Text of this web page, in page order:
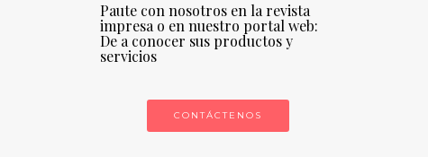
Paute con nosotros en la revista
impresa o en nuestro portal web:
De a conocer sus productos y
servicios
CONTÁCTENOS